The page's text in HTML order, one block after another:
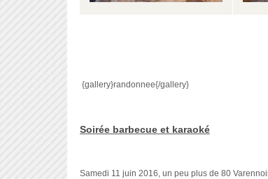
{gallery}randonnee{/gallery}
Soirée barbecue et karaoké
Samedi 11 juin 2016, un peu plus de 80